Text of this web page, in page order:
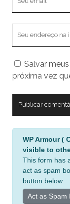
seu
site
Salvar
próxima vez
WP Armour (
visible to
This form has
act as spam
button below.
Act as Spam